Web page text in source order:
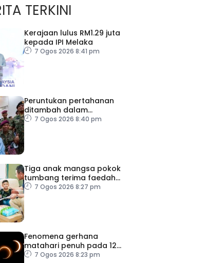
TERKINI
Kerajaan lulus RM1.29 juta
kepada IPI Melaka
7 Ogos 2026 8:41 pm
Peruntukan pertahanan
ditambah dalam
Belanjawan 2027
7 Ogos 2026 8:40 pm
Tiga anak mangsa pokok
tumbang terima faedah
LINDUNG 24 Jam
7 Ogos 2026 8:27 pm
Fenomena gerhana
matahari penuh pada 12
Ogos7 Ogos 2026 8:23 pm